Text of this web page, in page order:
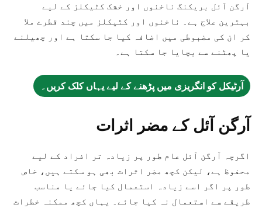
آرگن آئل بریکنگ ناخنوں اور خشک کٹیکلز کے لیے
بہترین علاج ہے۔ ناخنوں اور کٹیکلز میں چند قطرے ملا
کر ان کی مضبوطی میں اضافہ کیا جا سکتا ہے اور چھیلنے
یا پھٹنے سے بچایا جا سکتا ہے۔
آرٹیکل کو انگریزی میں پڑھنے کے لیے یہاں کلک کریں۔
آرگن آئل کے مضر اثرات
اگرچہ آرگن آئل عام طور پر زیادہ تر افراد کے لیے
محفوظ ہے، لیکن کچھ مضر اثرات بھی ہو سکتے ہیں، خاص
طور پر اگر اسے زیادہ استعمال کیا جائے یا مناسب
طریقے سے استعمال نہ کیا جائے۔ یہاں کچھ ممکنہ خطرات